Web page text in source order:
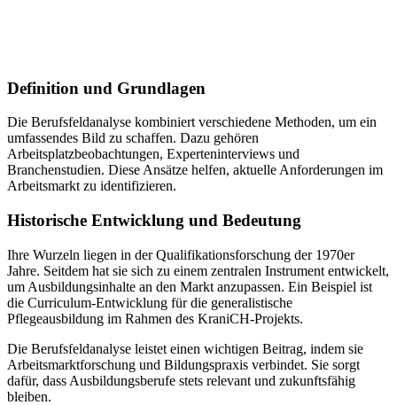
Definition und Grundlagen
Die Berufsfeldanalyse kombiniert verschiedene Methoden, um ein
umfassendes Bild zu schaffen. Dazu gehören
Arbeitsplatzbeobachtungen, Experteninterviews und
Branchenstudien. Diese Ansätze helfen, aktuelle Anforderungen im
Arbeitsmarkt zu identifizieren.
Historische Entwicklung und Bedeutung
Ihre Wurzeln liegen in der Qualifikationsforschung der 1970er
Jahre. Seitdem hat sie sich zu einem zentralen Instrument entwickelt,
um Ausbildungsinhalte an den Markt anzupassen. Ein Beispiel ist
die Curriculum-Entwicklung für die generalistische
Pflegeausbildung im Rahmen des KraniCH-Projekts.
Die Berufsfeldanalyse leistet einen wichtigen Beitrag, indem sie
Arbeitsmarktforschung und Bildungspraxis verbindet. Sie sorgt
dafür, dass Ausbildungsberufe stets relevant und zukunftsfähig
bleiben.